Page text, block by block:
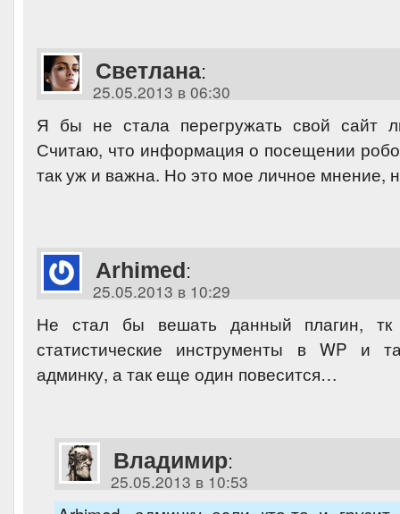
Светлана:
25.05.2013 в 06:30
Я бы не стала перегружать свой сайт
Считаю, что информация о посещении
так уж и важна. Но это мое личное мнение,
Arhimed:
25.05.2013 в 10:29
Не стал бы вешать данный плагин, тк
статистические инструменты в WP и
админку, а так еще один повесится…
Владимир:
25.05.2013 в 10:53